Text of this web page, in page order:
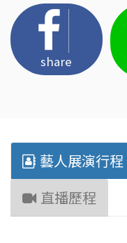
share
藝人展演行程
直播歷程